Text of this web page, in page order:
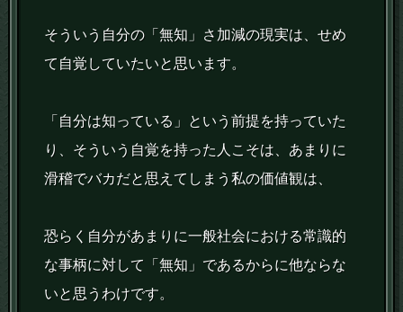
そういう自分の「無知」さ加減の現実は、せめ
て自覚していたいと思います。
「自分は知っている」という前提を持っていた
り、そういう自覚を持った人こそは、あまりに
滑稽でバカだと思えてしまう私の価値観は、
恐らく自分があまりに一般社会における常識的
な事柄に対して「無知」であるからに他ならな
いと思うわけです。